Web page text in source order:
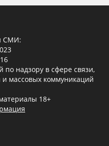
СМИ:
надзору в сфере связи,
массовых коммуникаций
18+